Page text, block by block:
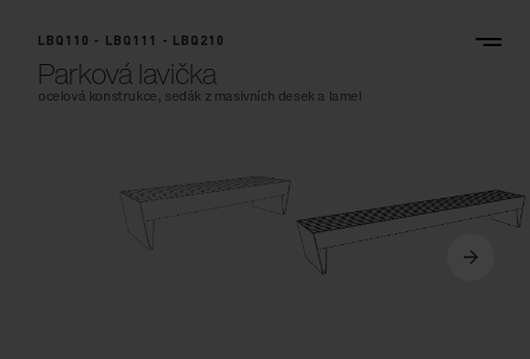
LBQ110 - LBQ111 - LBQ210
Parková lavička
ocelová konstrukce, sedák z masivních desek a lamel